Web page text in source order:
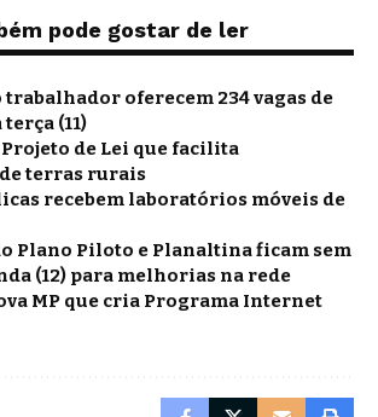
pode gostar de ler
trabalhador oferecem 234 vagas de
(11)
de Lei que facilita
terras rurais
recebem laboratórios móveis de
Plano Piloto e Planaltina ficam sem
(12) para melhorias na rede
MP que cria Programa Internet